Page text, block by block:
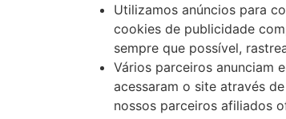
Utilizamos anúncios para
cookies de publicidade
sempre que possível,
Vários parceiros anunciam
acessaram o site através
nossos parceiros afiliados